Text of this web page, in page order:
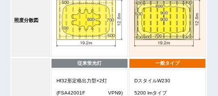
照度分散図
従来蛍光灯 一般タイプ
Hf32形定格出力型×2灯
(FSA42001F VPN9)
DスタイルW230
5200 lmタイプ